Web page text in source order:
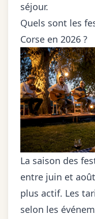
séjour.
Quels sont les
Corse en 2026 ?
La saison des
entre juin et
plus actif. Les
selon les